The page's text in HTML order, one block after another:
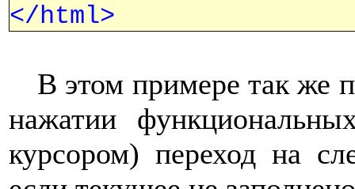
</html>
В этом примере так же
нажатии
курсором) переход на